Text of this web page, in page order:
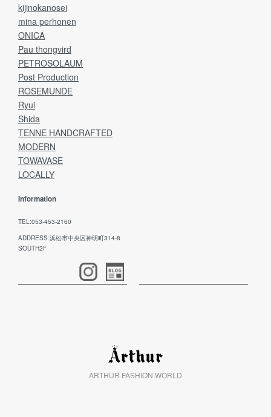
kijinokanosei
mina perhonen
ONICA
Pau thongvird
PETROSOLAUM
Post Production
ROSEMUNDE
Ryui
Shida
TENNE HANDCRAFTED
MODERN
TOWAVASE
LOCALLY
Information
TEL:053-453-2160
ADDRESS:浜松市中央区神明町314-8
SOUTH2F
ARTHUR FASHION WORLD